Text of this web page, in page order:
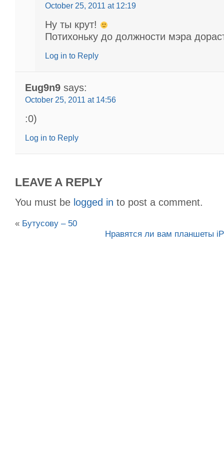
October 25, 2011 at 12:19
Ну ты крут!
Потихоньку до должности мэра
Log in to Reply
Eug9n9 says:
October 25, 2011 at 14:56
:0)
Log in to Reply
LEAVE A REPLY
You must be logged in to post a comment.
« Бутусову – 50
Нравятся ли вам планшеты